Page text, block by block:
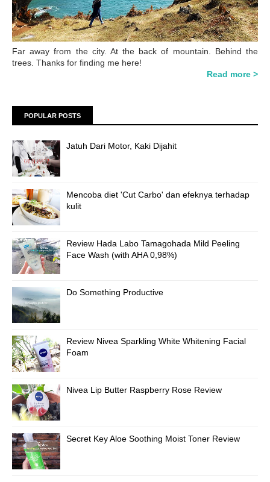
Far away from the city. At the back of mountain. Behind the
trees. Thanks for finding me here!
Read more >
POPULAR POSTS
Jatuh Dari Motor, Kaki Dijahit
Mencoba diet 'Cut Carbo' dan efeknya terhadap
kulit
Review Hada Labo Tamagohada Mild Peeling
Face Wash (with AHA 0,98%)
Do Something Productive
Review Nivea Sparkling White Whitening Facial
Foam
Nivea Lip Butter Raspberry Rose Review
Secret Key Aloe Soothing Moist Toner Review